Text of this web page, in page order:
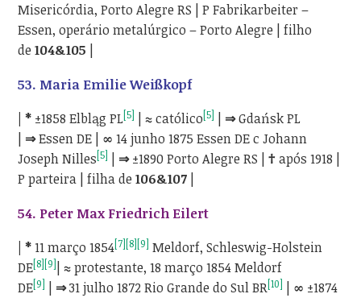
Misericórdia, Porto Alegre RS | P Fabrikarbeiter –
Essen, operário metalúrgico – Porto Alegre | filho
de 104&105
53. Maria Emilie Weißkopf
| * ±1858 Elbląg PL[5] |≈católico[5] ⇒Gdańsk PL
⇒Essen DE | ∞ 14 junho 1875 Essen DE c Johann
Joseph Nilles[5] ⇒±1890 Porto Alegre RS |† após 1918 |
P parteira | filha de 106&107
54. Peter Max Friedrich Eilert
| *11 março 1854[7][8][9] Meldorf, Schleswig-Holstein
DE[8][9] |≈protestante, 18 março 1854 Meldorf
DE[9] ⇒31 julho 1872 Rio Grande do Sul BR[10] ∞ ±1874